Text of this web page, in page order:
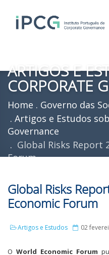
ARTIGOS E
CORPORATE
Home
Governo das
Artigos e Estudos
Governance
Global Risks Report
Forum
Global Risks
Economic Forum
Artigos e Estudos 02
O World Economic Forum